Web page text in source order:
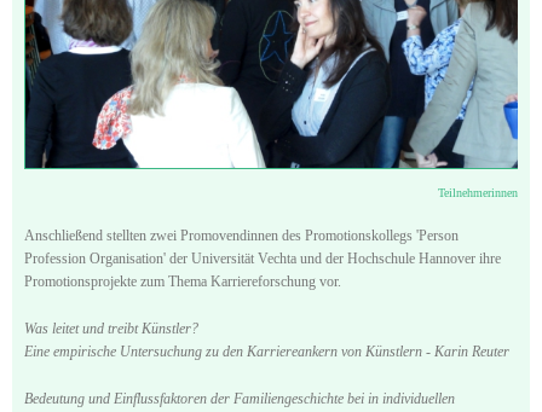
Teilnehmerinnen
Anschließend stellten zwei Promovendinnen des Promotionskollegs 'Person
Profession Organisation' der Universität Vechta und der Hochschule Hannover ihre
Promotionsprojekte zum Thema Karriereforschung vor.
Was leitet und treibt Künstler?
Eine empirische Untersuchung zu den Karriereankern von Künstlern - Karin Reuter
Bedeutung und Einflussfaktoren der Familiengeschichte bei in individuellen